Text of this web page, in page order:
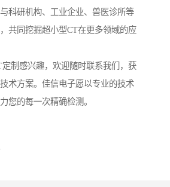
科研机构、工业企业、兽医诊所等
共同挖掘超小型CT在更多领域的应
制感兴趣，欢迎随时联系我们，获
术方案。佳信电子愿以专业的技术
您的每一次精确检测。